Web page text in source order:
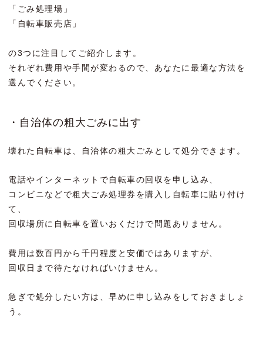
「ごみ処理場」
「自転車販売店」
の3つに注目してご紹介します。
それぞれ費用や手間が変わるので、あなたに最適な方法を
選んでください。
・自治体の粗大ごみに出す
壊れた自転車は、自治体の粗大ごみとして処分できます。
電話やインターネットで自転車の回収を申し込み、
コンビニなどで粗大ごみ処理券を購入し自転車に貼り付け
て、
回収場所に自転車を置いおくだけで問題ありません。
費用は数百円から千円程度と安価ではありますが、
回収日まで待たなければいけません。
急ぎで処分したい方は、早めに申し込みをしておきましょ
う。